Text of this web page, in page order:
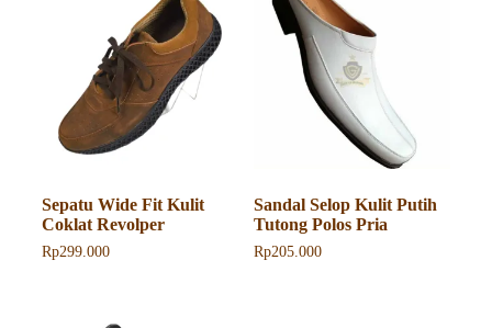
Sepatu Wide Fit Kulit
Coklat Revolper
Rp299.000
Sandal Selop Kulit Putih
Tutong Polos Pria
Rp205.000